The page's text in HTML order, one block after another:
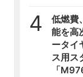
4
低燃費
能を高
ータイ
ス用ス
「